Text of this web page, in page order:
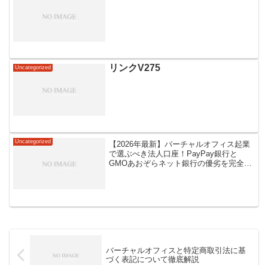
Uncategorized リンクV275
Uncategorized
【2026年最新】バーチャルオフィス起業
で選ぶべき法人口座！PayPay銀行と
GMOあおぞらネット銀行の優劣を完全検
バーチャルオフィスと特定商取引法に基
づく表記について徹底解説